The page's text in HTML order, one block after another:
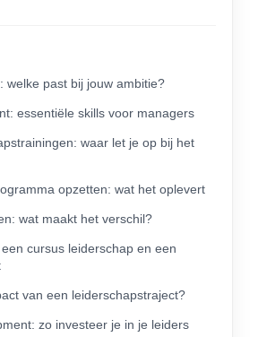
welke past bij jouw ambitie?
essentiële skills voor managers
waar let je op bij het
opzetten: wat het oplevert
wat maakt het verschil?
cursus leiderschap en een
van een leiderschapstraject?
zo investeer je in je leiders